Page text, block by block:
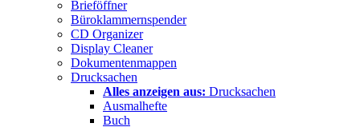
Brieföffner
Büroklammernspender
CD Organizer
Display Cleaner
Dokumentenmappen
Drucksachen
Alles anzeigen aus: Drucksachen
Ausmalhefte
Buch